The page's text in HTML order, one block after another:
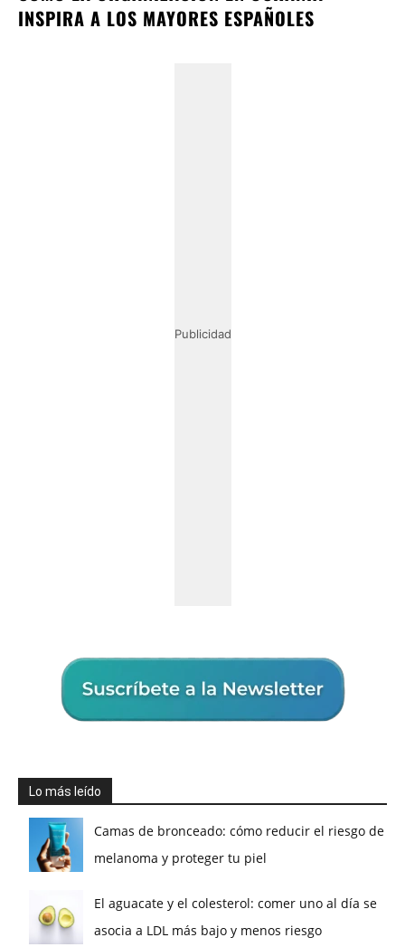
INSPIRA A LOS MAYORES ESPAÑOLES
Publicidad
Lo más leído
Camas de bronceado: cómo reducir el riesgo de
melanoma y proteger tu piel
El aguacate y el colesterol: comer uno al día se
asocia a LDL más bajo y menos riesgo